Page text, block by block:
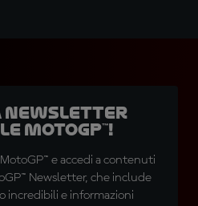
newsletter
MotoGP™!
e accedi a contenuti
Newsletter, che include
incredibili e informazioni